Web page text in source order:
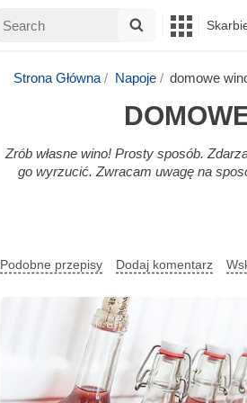
Strona Główna Napoje domowe
Zrób własne wino! Prosty sposób.
go wyrzucić. Zwracam uwagę na
Podobne przepisy Dodaj komentarz